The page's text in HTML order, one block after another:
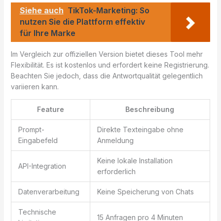
Siehe auch TikTok-Marketing: So
nutzen Sie die Plattform effektiv
für Ihre Marke
Im Vergleich zur offiziellen Version bietet dieses Tool mehr
Flexibilität. Es ist kostenlos und erfordert keine Registrierung.
Beachten Sie jedoch, dass die Antwortqualität gelegentlich
variieren kann.
Feature Beschreibung
Prompt-
Eingabefeld
Direkte Texteingabe ohne
Anmeldung
API-Integration
Keine lokale Installation
erforderlich
Datenverarbeitung Keine Speicherung von Chats
Technische
15 Anfragen pro 4 Minuten